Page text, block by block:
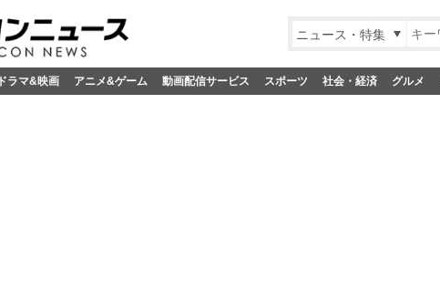
ニュース・特集
ドラマ&映画 アニメ&ゲーム 動画配信サービス スポーツ 社会・経済 グルメ